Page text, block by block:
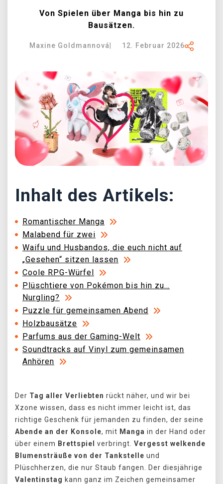
Von Spielen über Manga bis hin zu
Bausätzen.
Maxine Goldmannová 12. Februar 2026
Inhalt des Artikels:
Romantischer Manga
Malabend für zwei
Waifu und Husbandos, die euch nicht auf
„Gesehen“ sitzen lassen
Coole RPG-Würfel
Plüschtiere von Pokémon bis hin zu…
Nurgling?
Puzzle für gemeinsamen Abend
Holzbausätze
Parfums aus der Gaming-Welt
Soundtracks auf Vinyl zum gemeinsamen
Anhören
Der Tag aller Verliebten rückt näher, und wir bei
Xzone wissen, dass es nicht immer leicht ist, das
richtige Geschenk für jemanden zu finden, der seine
Abende an der Konsole, mit Manga in der Hand oder
über einem Brettspiel verbringt. Vergesst welkende
Blumensträuße von der Tankstelle und
Plüschherzen, die nur Staub fangen. Der diesjährige
Valentinstag kann ganz im Zeichen gemeinsamer